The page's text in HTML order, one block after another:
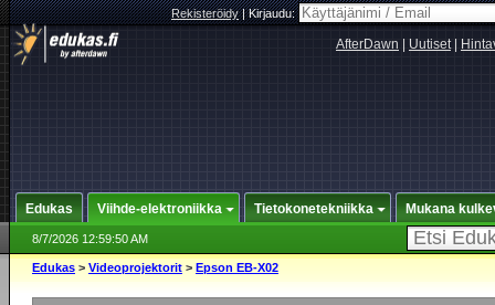
Rekisteröidy|Kirjaudu:
AfterDawn Uutiset|
Edukas Viihde-elektroniikka Tietokonetekniikka Mukana
8/7/2026 12:59:50 AM
Edukas > Videoprojektorit > Epson EB-X02